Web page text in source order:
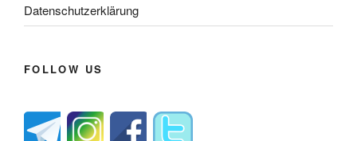
Datenschutzerklärung
FOLLOW US